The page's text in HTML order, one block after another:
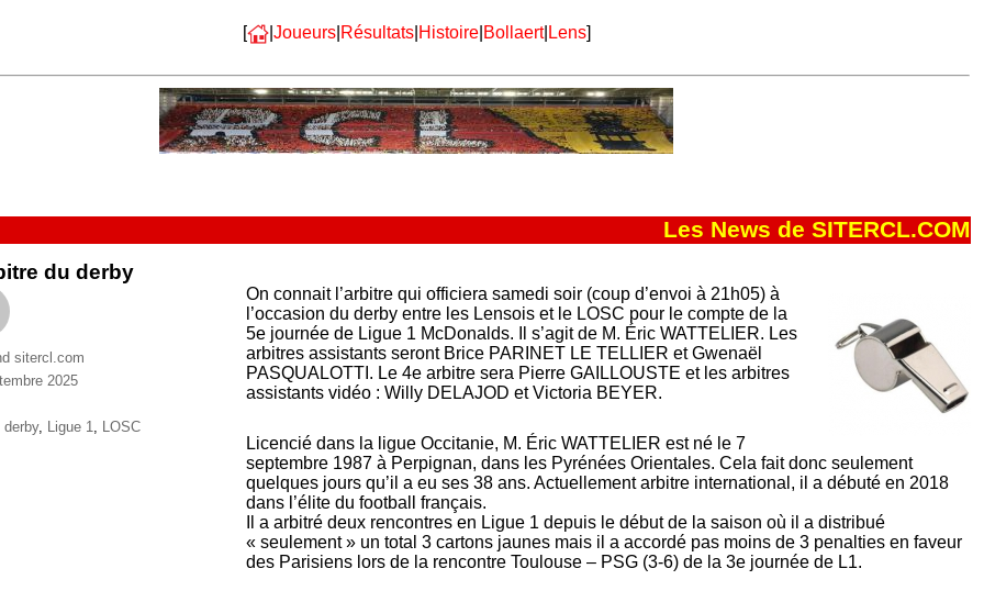
[ | Joueurs| Résultats| Histoire| Bollaert| Lens]
Les News de SITERCL.COM
du derby
On connait l’arbitre qui officiera samedi soir (coup d’envoi à 21h05) à
l’occasion du derby entre les Lensois et le LOSC pour le compte de la
5e journée de Ligue 1 McDonalds. Il s’agit de M. Éric WATTELIER. Les
arbitres assistants seront Brice PARINET LE TELLIER et Gwenaël
PASQUALOTTI. Le 4e arbitre sera Pierre GAILLOUSTE et les arbitres
assistants vidéo : Willy DELAJOD et Victoria BEYER.
Licencié dans la ligue Occitanie, M. Éric WATTELIER est né le 7
septembre 1987 à Perpignan, dans les Pyrénées Orientales. Cela fait donc seulement
quelques jours qu’il a eu ses 38 ans. Actuellement arbitre international, il a débuté en 2018
dans l’élite du football français.
Il a arbitré deux rencontres en Ligue 1 depuis le début de la saison où il a distribué
« seulement » un total 3 cartons jaunes mais il a accordé pas moins de 3 penalties en faveur
des Parisiens lors de la rencontre Toulouse – PSG (3-6) de la 3e journée de L1.
sitercl.com
2025
derby, Ligue 1, LOSC